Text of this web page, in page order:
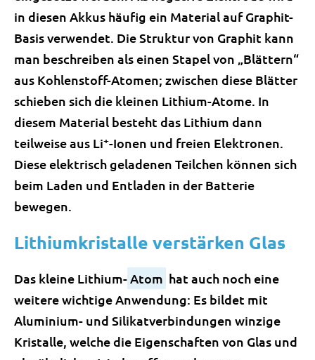
in diesen Akkus häufig ein Material auf Graphit-
Basis verwendet. Die Struktur von Graphit kann
man beschreiben als einen Stapel von „Blättern“
aus Kohlenstoff-Atomen; zwischen diese Blätter
schieben sich die kleinen Lithium-Atome. In
diesem Material besteht das Lithium dann
teilweise aus Li+-Ionen und freien Elektronen.
Diese elektrisch geladenen Teilchen können sich
beim Laden und Entladen in der Batterie
bewegen.
Lithiumkristalle verstärken Glas
Das kleine Lithium-Atom hat auch noch eine
weitere wichtige Anwendung: Es bildet mit
Aluminium- und Silikatverbindungen winzige
Kristalle, welche die Eigenschaften von Glas und